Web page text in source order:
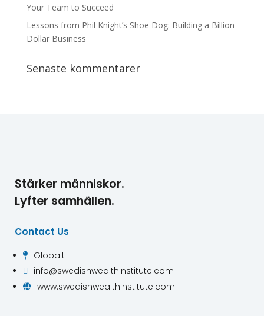
Your Team to Succeed
Lessons from Phil Knight’s Shoe Dog: Building a Billion-
Dollar Business
Senaste kommentarer
Stärker människor.
Lyfter samhällen.
Contact Us
 Globalt
 info@swedishwealthinstitute.com
 www.swedishwealthinstitute.com